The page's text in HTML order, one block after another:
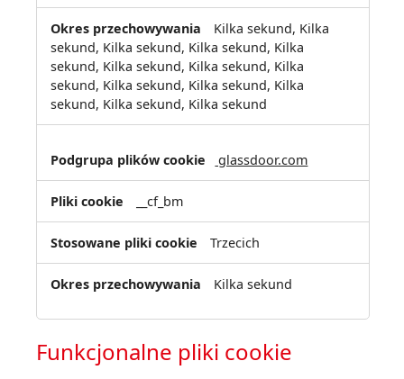
Kilka sekund, Kilka
sekund, Kilka sekund, Kilka sekund, Kilka
sekund, Kilka sekund, Kilka sekund, Kilka
sekund, Kilka sekund, Kilka sekund, Kilka
sekund, Kilka sekund, Kilka sekund
glassdoor.com
__cf_bm
Trzecich
Kilka sekund
Funkcjonalne pliki cookie